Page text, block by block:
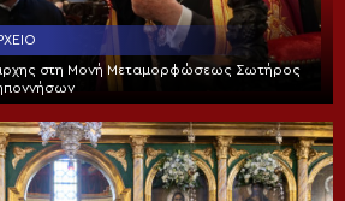
στη Μονή Μεταμορφώσεως Σωτήρος